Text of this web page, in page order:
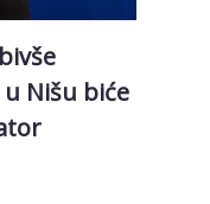
Nišu biće